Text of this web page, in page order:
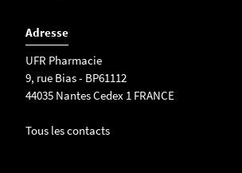
Adresse
UFR Pharmacie
9, rue Bias - BP61112
44035 Nantes Cedex 1 FRANCE
Tous les contacts